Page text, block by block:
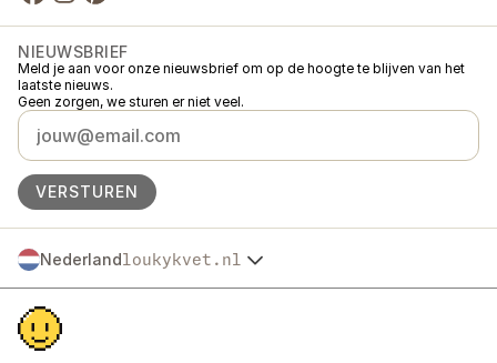
NIEUWSBRIEF
Meld je aan voor onze nieuwsbrief om op de hoogte te blijven van het
laatste nieuws.
Geen zorgen, we sturen er niet veel.
VERSTUREN
Nederlandloukykvet.nl
Česko
Slovensko
Polska
Österreich
Loukykvět s.r.o. staat ingeschreven in het handelsregister van de
gemeentelijke rechtbank in Praag, sectie C, dossier 268616.